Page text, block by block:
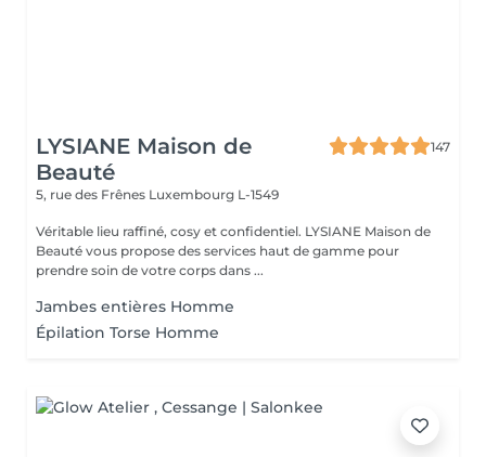
LYSIANE Maison de
Beauté
147
5, rue des Frênes Luxembourg L-1549
Véritable lieu raffiné, cosy et confidentiel. LYSIANE Maison de
Beauté vous propose des services haut de gamme pour
prendre soin de votre corps dans ...
Jambes entières Homme
Épilation Torse Homme